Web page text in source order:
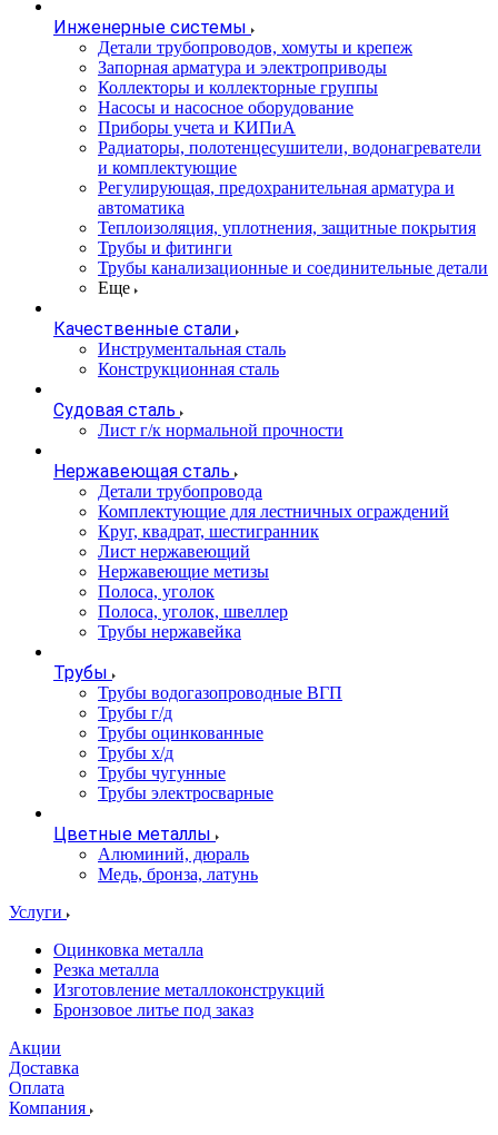
Инженерные системы
Детали трубопроводов, хомуты и крепеж
Запорная арматура и электроприводы
Коллекторы и коллекторные группы
Насосы и насосное оборудование
Приборы учета и КИПиА
Радиаторы, полотенцесушители, водонагреватели
и комплектующие
Регулирующая, предохранительная арматура и
автоматика
Теплоизоляция, уплотнения, защитные покрытия
Трубы и фитинги
Трубы канализационные и соединительные детали
Еще
Качественные стали
Инструментальная сталь
Конструкционная сталь
Судовая сталь
Лист г/к нормальной прочности
Нержавеющая сталь
Детали трубопровода
Комплектующие для лестничных ограждений
Круг, квадрат, шестигранник
Лист нержавеющий
Нержавеющие метизы
Полоса, уголок
Полоса, уголок, швеллер
Трубы нержавейка
Трубы
Трубы водогазопроводные ВГП
Трубы г/д
Трубы оцинкованные
Трубы х/д
Трубы чугунные
Трубы электросварные
Цветные металлы
Алюминий, дюраль
Медь, бронза, латунь
Услуги
Оцинковка металла
Резка металла
Изготовление металлоконструкций
Бронзовое литье под заказ
Акции
Доставка
Оплата
Компания